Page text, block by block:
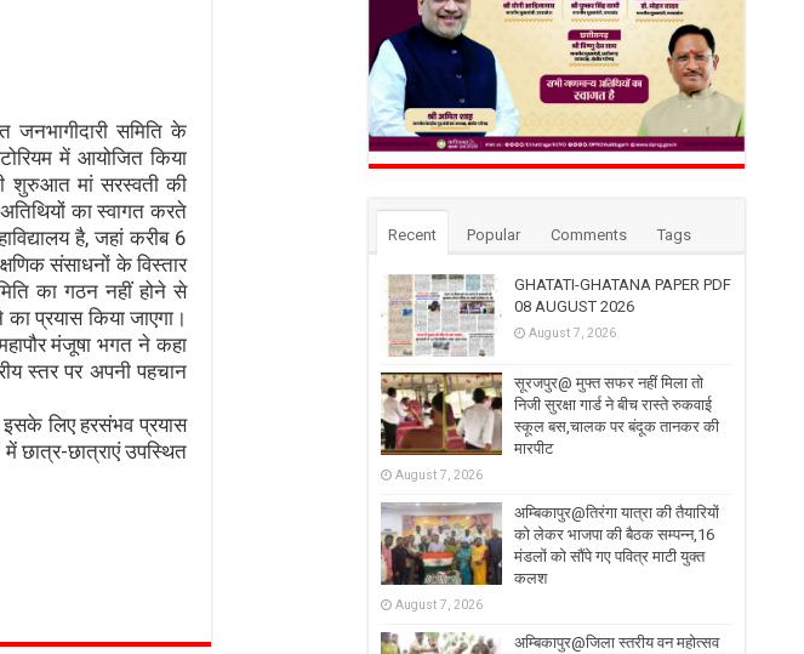
जनभागीदारी समिति के
में आयोजित किया
शुरुआत मां सरस्वती की
अतिथियों का स्वागत करते
है, जहां करीब 6
संसाधनों के विस्तार
का गठन नहीं होने से
प्रयास किया जाएगा।
मंजूषा भगत ने कहा
स्तर पर अपनी पहचान
इसके लिए हरसंभव प्रयास
में छात्र-छात्राएं उपस्थित
Recent Popular Comments Tags
GHATATI-GHATANA PAPER PDF
08 AUGUST 2026
August 7, 2026
सूरजपुर@ मुफ्त सफर नहीं मिला तो
निजी सुरक्षा गार्ड ने बीच रास्ते रुकवाई
स्कूल बस,चालक पर बंदूक तानकर की
मारपीट
August 7, 2026
अम्बिकापुर@तिरंगा यात्रा की तैयारियों
को लेकर भाजपा की बैठक सम्पन्न,16
मंडलों को सौंपे गए पवित्र माटी युक्त
कलश
August 7, 2026
अम्बिकापुर@जिला स्तरीय वन महोत्सव